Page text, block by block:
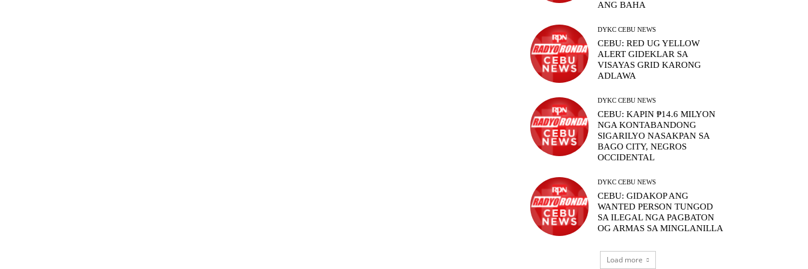
ANG BAHA
DYKC CEBU NEWS
CEBU: RED UG YELLOW
ALERT GIDEKLAR SA
VISAYAS GRID KARONG
ADLAWA
DYKC CEBU NEWS
CEBU: KAPIN ₱14.6 MILYON
NGA KONTABANDONG
SIGARILYO NASAKPAN SA
BAGO CITY, NEGROS
OCCIDENTAL
DYKC CEBU NEWS
CEBU: GIDAKOP ANG
WANTED PERSON TUNGOD
SA ILEGAL NGA PAGBATON
OG ARMAS SA MINGLANILLA
Load more